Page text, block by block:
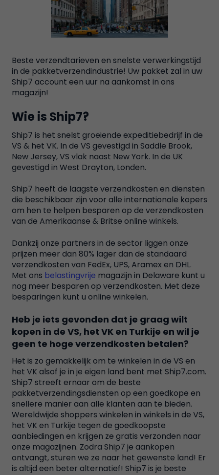
Beste verzendtarieven en snelste verwerkingstijd
in de pakketverzendindustrie! Uw pakket zal in uw
Ship7 account een uur na aankomst in ons
magazijn!
Wie is Ship7?
Ship7 is het snelst groeiende expeditiebedrijf in de
VS & het VK. In de VS gevestigd in Saddle Brook,
New Jersey, VS vlak naast New York. In de UK
gevestigd in West Drayton, Londen.
Ship7 heeft de laagste verzendkosten en diensten
die beschikbaar zijn voor alle internationale kopers
om hen te helpen besparen op de verzendkosten
van de Amerikaanse & Britse online winkels.
Dankzij onze partners in de sector liggen onze
prijzen meer dan 80% lager dan de standaard
verzendkosten van FedEx, UPS, Aramex en DHL.
Met ons belastingvrije magazijn in Delaware kunt u
nog meer besparen op verzendkosten. Met deze
besparingen kunt u online winkelen.
Heb je iets gevonden dat je graag wilt
kopen in de VS, het VK en Turkije en wil je
geen te hoge verzendkosten betalen?
Het is zo gemakkelijk om te winkelen in de VS en
het VK alsof je in je eigen land bent met Ship7.com.
Ship7 streeft ernaar om de beste
pakketverzendingsdiensten op een goedkope en
snellere manier aan alle klanten aan te bieden.
Wereldwijde shoppers winkelen in winkels in de VS,
het VK en Turkije tegen de goedkoopste
aanbiedingen en krijgen ze gratis verzonden naar
onze magazijnen. Zodra Ship7 je aankopen
ontvangt, sturen we ze naar het gewenste land! Er
is altijd een beter alternatief! Ship7 is je beste